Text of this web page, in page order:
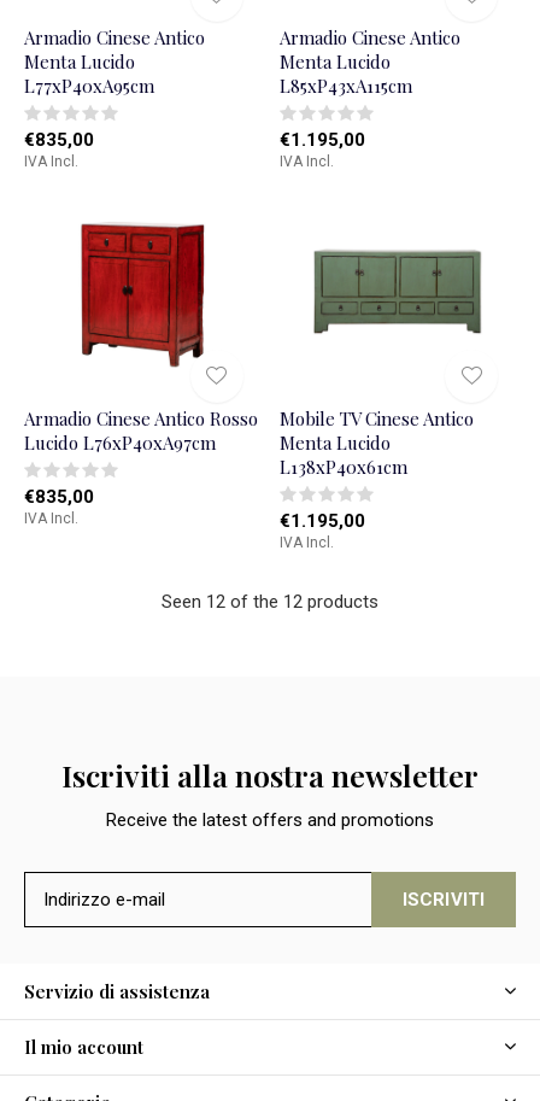
Armadio Cinese Antico
Menta Lucido
L77xP40xA95cm
€835,00
IVA Incl.
Armadio Cinese Antico
Menta Lucido
L85xP43xA115cm
€1.195,00
IVA Incl.
Armadio Cinese Antico Rosso
Lucido L76xP40xA97cm
€835,00
IVA Incl.
Mobile TV Cinese Antico
Menta Lucido
L138xP40x61cm
€1.195,00
IVA Incl.
Seen 12 of the 12 products
Iscriviti alla nostra newsletter
Receive the latest offers and promotions
ISCRIVITI
Servizio di assistenza
Il mio account